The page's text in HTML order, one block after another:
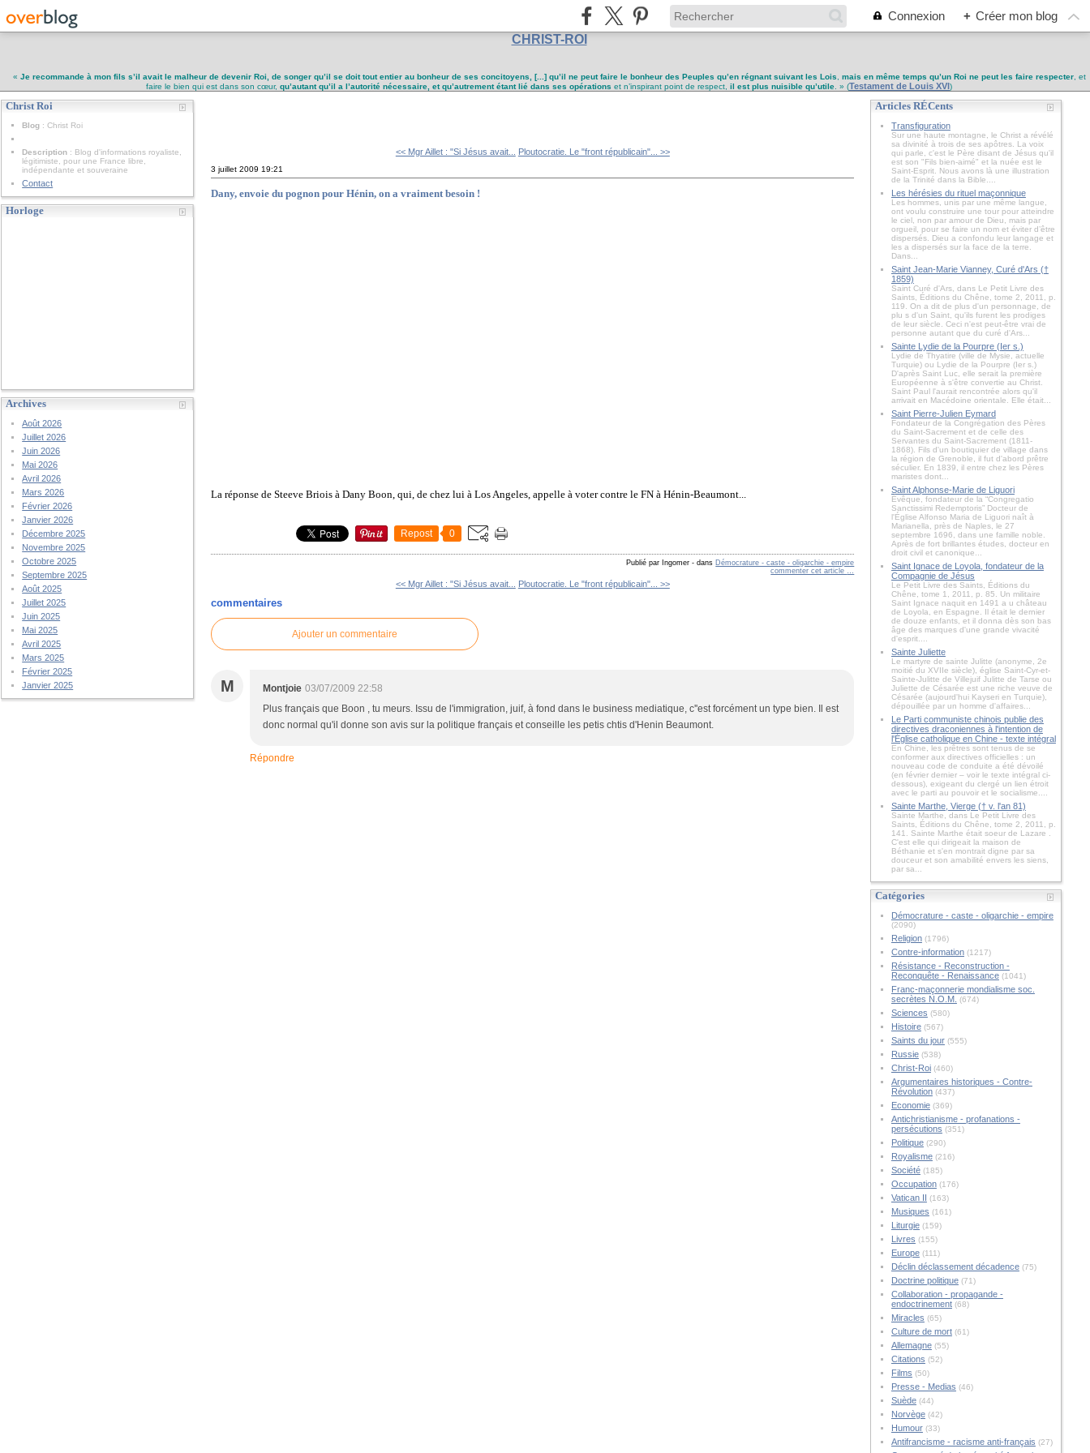
Connexion + Créer mon blog
CHRIST-ROI
« Je recommande à mon fils s’il avait le malheur de devenir Roi, de songer qu’il se doit tout entier au bonheur de ses concitoyens, [...] qu’il ne peut faire le bonheur des Peuples qu’en régnant suivant les Lois mais en même temps qu’un Roi ne peut les faire respecter, et
faire le bien qui est dans son cœur, qu’autant qu’il a l’autorité nécessaire, et qu’autrement étant lié dans ses opérations et n’inspirant point de respect, il est plus nuisible qu’utile . » (Testament de Louis XVI)
Christ Roi
Blog : Christ Roi
Description : Blog d'informations royaliste,
légitimiste, pour une France libre,
indépendante et souveraine
Contact
Horloge
Archives
Août 2026
Juillet 2026
Juin 2026
Mai 2026
Avril 2026
Mars 2026
Février 2026
Janvier 2026
Décembre 2025
Novembre 2025
Octobre 2025
Septembre 2025
Août 2025
Juillet 2025
Juin 2025
Mai 2025
Avril 2025
Mars 2025
Février 2025
Janvier 2025
<< Mgr Aillet : "Si Jésus avait... Ploutocratie. Le "front républicain"... >>
3 juillet 2009 19:21
Dany, envoie du pognon pour Hénin, on a vraiment besoin !
La réponse de Steeve Briois à Dany Boon, qui, de chez lui à Los Angeles, appelle à voter contre le FN à Hénin-Beaumont...
Repost 0
Publié par Ingomer - dans Démocrature - caste - oligarchie - empire
commenter cet article
<< Mgr Aillet : "Si Jésus avait... Ploutocratie. Le "front républicain"... >>
commentaires
Ajouter un commentaire
M Montjoie 03/07/2009 22:58
Plus français que Boon , tu meurs. Issu de l'immigration, juif, à fond dans le business mediatique, c''est forcément un type bien. Il est
donc normal qu'il donne son avis sur la politique français et conseille les petis chtis d'Henin Beaumont.
Répondre
Articles RÉCents
Transfiguration
Sur une haute montagne, le Christ a révélé
sa divinité à trois de ses apôtres. La voix
qui parle, c'est le Père disant de Jésus qu'il
est son "Fils bien-aimé" et la nuée est le
Saint-Esprit. Nous avons là une illustration
de la Trinité dans la Bible....
Les hérésies du rituel maçonnique
Les hommes, unis par une même langue,
ont voulu construire une tour pour atteindre
le ciel, non par amour de Dieu, mais par
orgueil, pour se faire un nom et éviter d’être
dispersés. Dieu a confondu leur langage et
les a dispersés sur la face de la terre.
Dans...
Saint Jean-Marie Vianney, Curé d'Ars (†
1859)
Saint Curé d'Ars, dans Le Petit Livre des
Saints, Éditions du Chêne, tome 2, 2011, p.
119. On a dit de plus d'un personnage, de
plu s d'un Saint, qu'ils furent les prodiges
de leur siècle. Ceci n'est peut-être vrai de
personne autant que du curé d'Ars...
Sainte Lydie de la Pourpre (Ier s.)
Lydie de Thyatire (ville de Mysie, actuelle
Turquie) ou Lydie de la Pourpre (Ier s.)
D'après Saint Luc, elle serait la première
Européenne à s'être convertie au Christ.
Saint Paul l'aurait rencontrée alors qu'il
arrivait en Macédoine orientale. Elle était...
Saint Pierre-Julien Eymard
Fondateur de la Congrégation des Pères
du Saint-Sacrement et de celle des
Servantes du Saint-Sacrement (1811-
1868). Fils d'un boutiquier de village dans
la région de Grenoble, il fut d'abord prêtre
séculier. En 1839, il entre chez les Pères
maristes dont...
Saint Alphonse-Marie de Liguori
Évêque, fondateur de la “Congregatio
Sanctissimi Redemptoris” Docteur de
l'Église Alfonso Maria de Liguori naît à
Marianella, près de Naples, le 27
septembre 1696, dans une famille noble.
Après de fort brillantes études, docteur en
droit civil et canonique...
Saint Ignace de Loyola, fondateur de la
Compagnie de Jésus
Le Petit Livre des Saints, Éditions du
Chêne, tome 1, 2011, p. 85. Un militaire
Saint Ignace naquit en 1491 a u château
de Loyola, en Espagne. Il était le dernier
de douze enfants, et il donna dès son bas
âge des marques d'une grande vivacité
d'esprit....
Sainte Juliette
Le martyre de sainte Julitte (anonyme, 2e
moitié du XVIIe siècle), église Saint-Cyr-et-
Sainte-Julitte de Villejuif Julitte de Tarse ou
Juliette de Césarée est une riche veuve de
Césarée (aujourd'hui Kayseri en Turquie),
dépouillée par un homme d'affaires...
Le Parti communiste chinois publie des
directives draconiennes à l'intention de
l'Église catholique en Chine - texte intégral
En Chine, les prêtres sont tenus de se
conformer aux directives officielles : un
nouveau code de conduite a été dévoilé
(en février dernier – voir le texte intégral ci-
dessous), exigeant du clergé un lien étroit
avec le parti au pouvoir et le socialisme....
Sainte Marthe, Vierge († v. l'an 81)
Sainte Marthe, dans Le Petit Livre des
Saints, Éditions du Chêne, tome 2, 2011, p.
141. Sainte Marthe était soeur de Lazare .
C'est elle qui dirigeait la maison de
Béthanie et s'en montrait digne par sa
douceur et son amabilité envers les siens,
par sa...
Catégories
Démocrature - caste - oligarchie - empire
(2090)
Religion(1796)
Contre-information(1217)
Résistance - Reconstruction -
Reconquête - Renaissance(1041)
Franc-maçonnerie mondialisme soc.
secrètes N.O.M. (674)
Sciences (580)
Histoire(567)
Saints du jour(555)
Russie(538)
Christ-Roi(460)
Argumentaires historiques - Contre-
Révolution(437)
Economie(369)
Antichristianisme - profanations -
persécutions (351)
Politique(290)
Royalisme(216)
Société(185)
Occupation(176)
Vatican II (163)
Musiques (161)
Liturgie(159)
Livres (155)
Europe(111)
Déclin déclassement décadence(75)
Doctrine politique(71)
Collaboration - propagande -
endoctrinement(68)
Miracles (65)
Culture de mort(61)
Allemagne(55)
Citations (52)
Films (50)
Presse - Medias (46)
Suède(44)
Norvège(42)
Humour(33)
Antifrancisme - racisme anti-français (27)